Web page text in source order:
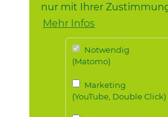
nur mit Ihrer
Mehr Infos
Notwendig
(Matomo)
Marketing
(YouTube, Double Click)